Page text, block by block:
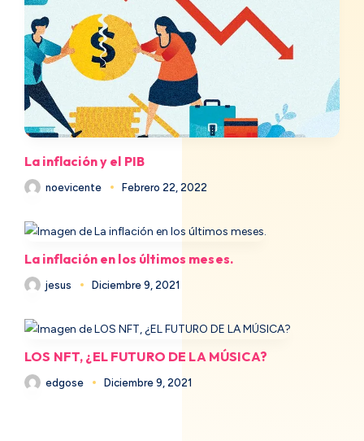
La inflación y el PIB
noevicente Febrero 22, 2022
La inflación en los últimos meses.
jesus Diciembre 9, 2021
LOS NFT, ¿EL FUTURO DE LA MÚSICA?
edgose Diciembre 9, 2021